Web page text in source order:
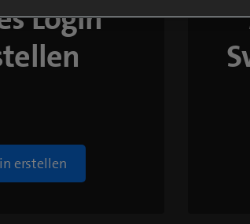
Login
erstellen